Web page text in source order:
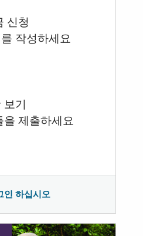
신청
작성하세요
기
을 제출하세요
인 하십시오